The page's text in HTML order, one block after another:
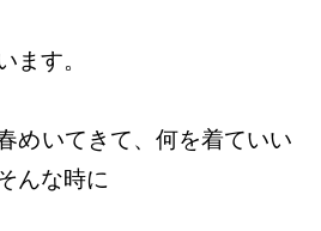
す。
めいてきて、何を着ていい
んな時に